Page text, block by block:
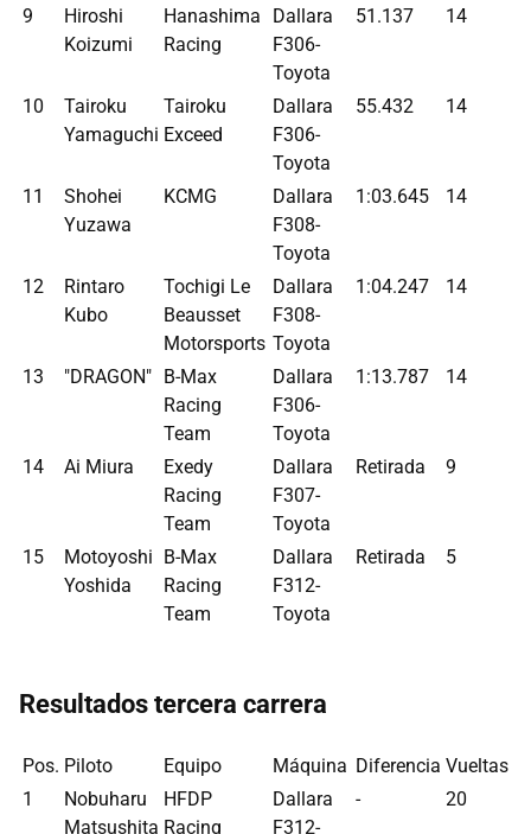
9
Hiroshi
Koizumi
Hanashima
Racing
Dallara
F306-
Toyota
51.137 14
10
Tairoku
Yamaguchi
Tairoku
Exceed
Dallara
F306-
Toyota
55.432 14
11
Shohei
Yuzawa
KCMG
Dallara
F308-
Toyota
1:03.645 14
12
Rintaro
Kubo
Tochigi Le
Beausset
Motorsports
Dallara
F308-
Toyota
1:04.247 14
13 "DRAGON" B-Max
Racing
Team
Dallara
F306-
Toyota
1:13.787 14
14 Ai Miura
Exedy
Racing
Team
Dallara
F307-
Toyota
Retirada 9
15
Motoyoshi
Yoshida
B-Max
Racing
Team
Dallara
F312-
Toyota
Retirada 5
Resultados tercera carrera
Pos. Piloto Equipo Máquina Diferencia Vueltas
1
Nobuharu
Matsushita
HFDP
Racing
Dallara
F312-
- 20